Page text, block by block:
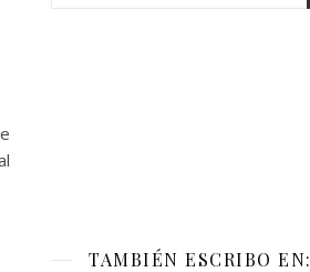
TAMBIÉN ESCRIBO EN: